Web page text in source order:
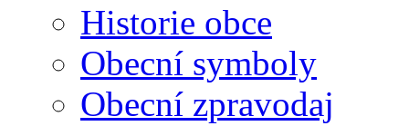
Historie obce
Obecní symboly
Obecní zpravodaj